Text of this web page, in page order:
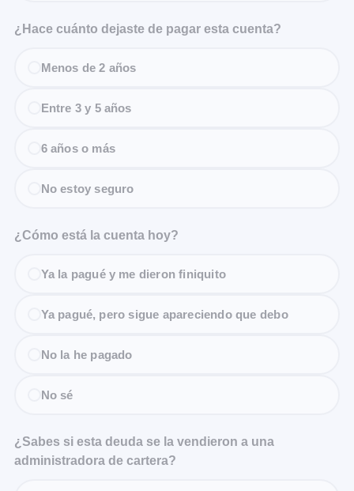
¿Hace cuánto dejaste de pagar esta cuenta?
Menos de 2 años
Entre 3 y 5 años
6 años o más
No estoy seguro
¿Cómo está la cuenta hoy?
Ya la pagué y me dieron finiquito
Ya pagué, pero sigue apareciendo que debo
No la he pagado
No sé
¿Sabes si esta deuda se la vendieron a una
administradora de cartera?